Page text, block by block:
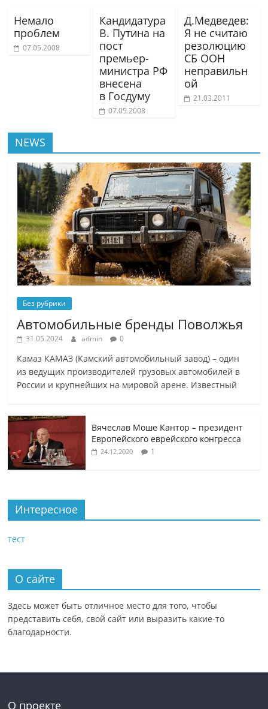
Немало
проблем
07.05.2008
Кандидатура
В. Путина на
пост
премьер-
министра РФ
внесена
в Госдуму
07.05.2008
Д.Медведев:
Я не считаю
резолюцию
СБ ООН
неправильн
ой
21.03.2011
NEWS
Без рубрики
Автомобильные бренды Поволжья
31.05.2024 admin 0
Камаз КАМАЗ (Камский автомобильный завод) – один
из ведущих производителей грузовых автомобилей в
России и крупнейших на мировой арене. Известный
Вячеслав Моше Кантор – президент
Европейского еврейского конгресса
24.12.2020 1
Интересное
тест
О сайте
Здесь может быть отличное место для того, чтобы
представить себя, свой сайт или выразить какие-то
благодарности.
О проекте